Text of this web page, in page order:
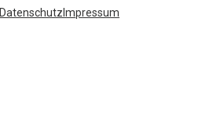
Datenschutz Impressum